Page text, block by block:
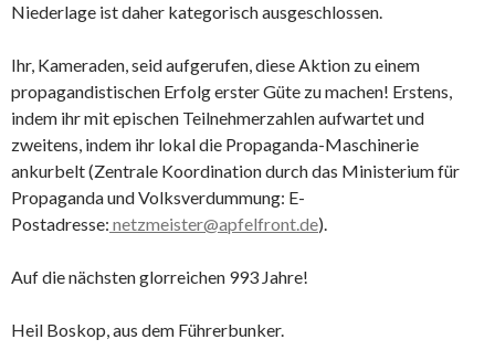
Niederlage ist daher kategorisch ausgeschlossen.
Ihr, Kameraden, seid aufgerufen, diese Aktion zu einem
propagandistischen Erfolg erster Güte zu machen! Erstens,
indem ihr mit epischen Teilnehmerzahlen aufwartet und
zweitens, indem ihr lokal die Propaganda-Maschinerie
ankurbelt (Zentrale Koordination durch das Ministerium für
Propaganda und Volksverdummung: E-
Postadresse: netzmeister@apfelfront.de).
Auf die nächsten glorreichen 993 Jahre!
Heil Boskop, aus dem Führerbunker.